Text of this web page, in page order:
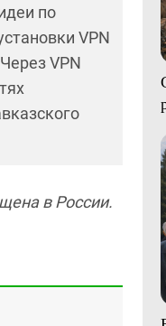
по
VPN
VPN
в России.